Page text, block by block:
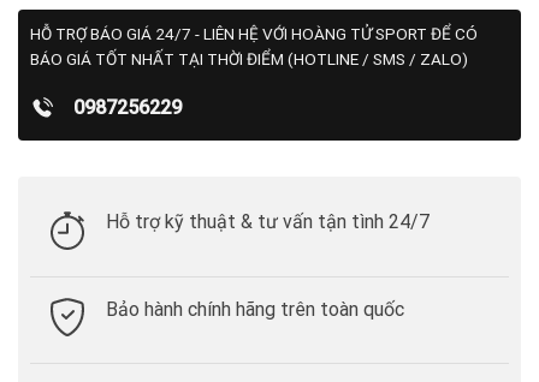
HỖ TRỢ BÁO GIÁ 24/7 - LIÊN HỆ VỚI HOÀNG TỬ SPORT ĐỂ CÓ
BÁO GIÁ TỐT NHẤT TẠI THỜI ĐIỂM (HOTLINE / SMS / ZALO)
0987256229
Hỗ trợ kỹ thuật & tư vấn tận tình 24/7
Bảo hành chính hãng trên toàn quốc